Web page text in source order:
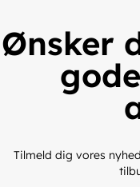
Ønsker
Tilmeld dig vores